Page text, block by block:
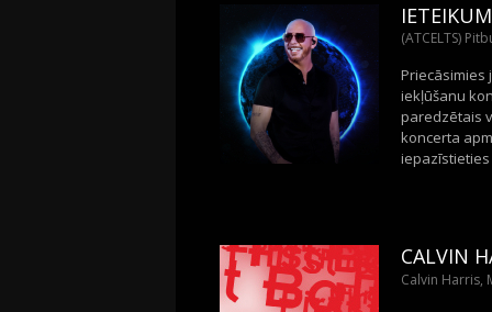
(ATCELTS)
Priecāsimies
iekļūšanu
paredzētais
koncerta
CALVIN
Calvin Harris,